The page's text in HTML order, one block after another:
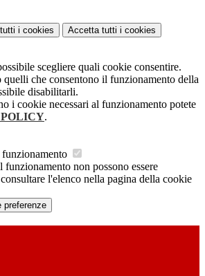
i cookies Accetta tutti i cookies
scegliere quali cookie consentire.
quelli che consentono il funzionamento della
disabilitarli.
i cookie necessari al funzionamento potete
.
funzionamento non possono essere
l'elenco nella pagina della cookie
preferenze